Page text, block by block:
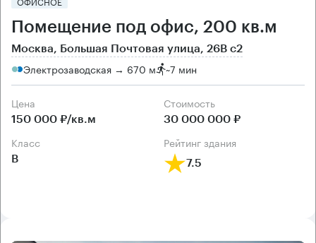
Помещение под офис, 200 кв.м
Москва, Большая Почтовая улица, 26В с2
Электрозаводская → 670 м ~7 мин
Цена
150 000 ₽/кв.м
Cтоимость
30 000 000 ₽
класс
B
рейтинг здания
7.5